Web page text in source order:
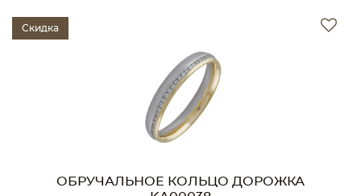
Скидка
ОБРУЧАЛЬНОЕ КОЛЬЦО ДОРОЖКА